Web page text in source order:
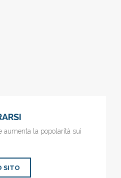
aumenta la popolarità sui
SITO